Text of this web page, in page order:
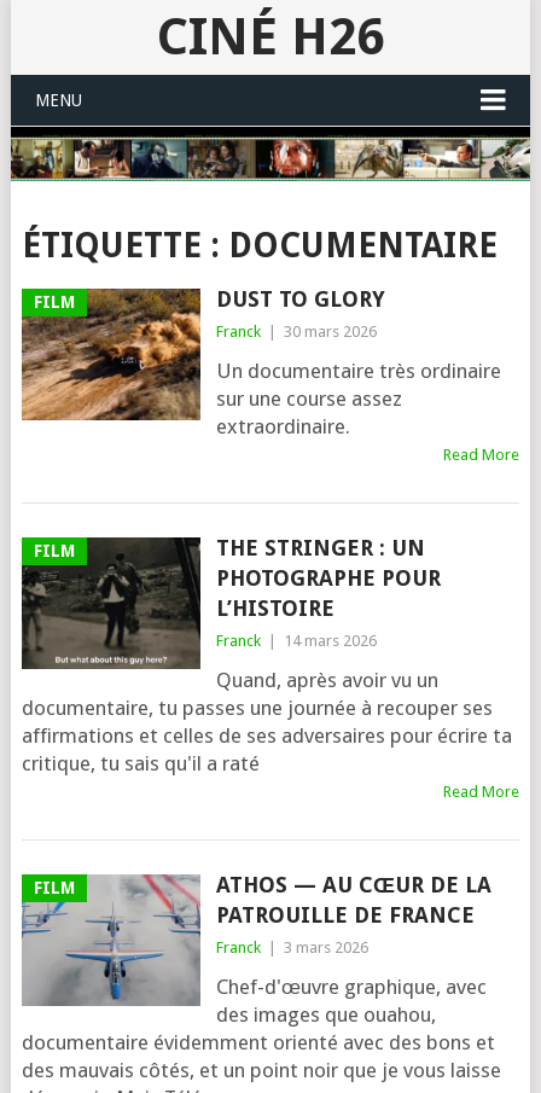
CINÉ H26
MENU
ÉTIQUETTE : DOCUMENTAIRE
FILM DUST TO GLORY
Franck 30 mars 2026
Un documentaire très ordinaire
sur une course assez
extraordinaire.
Read More
FILM
THE STRINGER : UN
PHOTOGRAPHE POUR
L’HISTOIRE
Franck 14 mars 2026
Quand, après avoir vu un
documentaire, tu passes une journée à recouper ses
affirmations et celles de ses adversaires pour écrire ta
critique, tu sais qu'il a raté
Read More
FILM
ATHOS — AU CŒUR DE LA
PATROUILLE DE FRANCE
Franck 3 mars 2026
Chef-d'œuvre graphique, avec
des images que ouahou,
documentaire évidemment orienté avec des bons et
des mauvais côtés, et un point noir que je vous laisse